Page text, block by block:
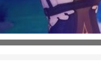
局势，同时进行动作 决
最新版亮点